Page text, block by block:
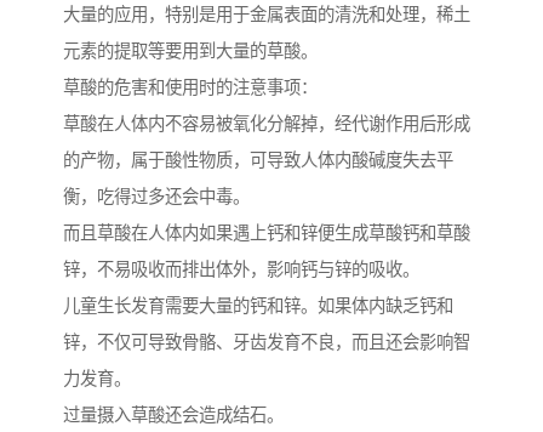
大量的应用，特别是用于金属表面的清洗和处理，稀土
元素的提取等要用到大量的草酸。
草酸的危害和使用时的注意事项：
草酸在人体内不容易被氧化分解掉，经代谢作用后形成
的产物，属于酸性物质，可导致人体内酸碱度失去平
衡，吃得过多还会中毒。
而且草酸在人体内如果遇上钙和锌便生成草酸钙和草酸
锌，不易吸收而排出体外，影响钙与锌的吸收。
儿童生长发育需要大量的钙和锌。如果体内缺乏钙和
锌，不仅可导致骨骼、牙齿发育不良，而且还会影响智
力发育。
过量摄入草酸还会造成结石。